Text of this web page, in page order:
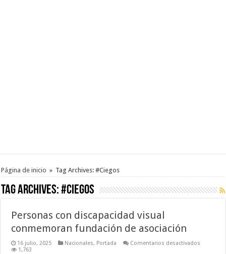
Página de inicio » Tag Archives: #Ciegos
Tag Archives:#Ciegos
Personas con discapacidad visual
conmemoran fundación de asociación
16 julio, 2025 Nacionales, Portada Comentarios desactivados
1,763